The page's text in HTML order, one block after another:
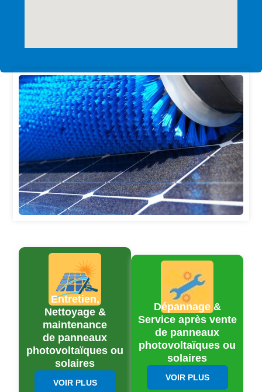
Entretien,
Nettoyage &
maintenance
de panneaux
photovoltaïques ou
solaires
VOIR PLUS
Dépannage &
Service après vente
de panneaux
photovoltaïques ou
solaires
VOIR PLUS